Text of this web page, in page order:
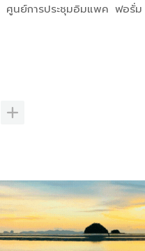
ย์การประชุมอิมแพค ฟอรั่ม